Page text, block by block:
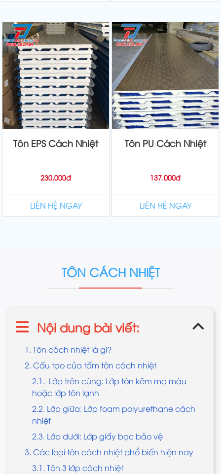
Tôn EPS Cách Nhiệt
230.000đ
LIÊN HỆ NGAY
Tôn PU Cách Nhiệt
137.000đ
LIÊN HỆ NGAY
TÔN CÁCH NHIỆT
Nội dung bài viết:
1. Tôn cách nhiệt là gì?
2. Cấu tạo của tấm tôn cách nhiệt
2.1. Lớp trên cùng: Lớp tôn kẽm mạ màu
hoặc lớp tôn lạnh
2.2. Lớp giữa: Lớp foam polyurethane cách
nhiệt
2.3. Lớp dưới: Lớp giấy bạc bảo vệ
3. Các loại tôn cách nhiệt phổ biến hiện nay
3.1. Tôn 3 lớp cách nhiệt